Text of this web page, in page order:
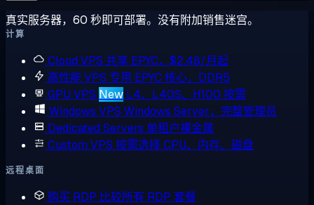
真实服务器，60 秒即可部署。没有附加销售迷宫。
计算
Cloud VPS 共享 EPYC，$2.48/月起
高性能 VPS 专用 EPYC 核心，DDR5
GPU VPS New L4、L40S、H100 按需
Windows VPS Windows Server，完整管理员
Dedicated Servers 单租户裸金属
Custom VPS 按需选择 CPU、内存、磁盘
远程桌面
购买 RDP 比较所有 RDP 套餐